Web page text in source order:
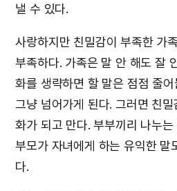
낼 수 있다.
사랑하지만 친밀감이 부족한 가
부족하다. 가족은 말 안 해도 잘
화를 생략하면 할 말은 점점 줄
그냥 넘어가게 된다. 그러면 친
화가 되고 만다. 부부끼리 나누는
부모가 자녀에게 하는 유익한 말
다.